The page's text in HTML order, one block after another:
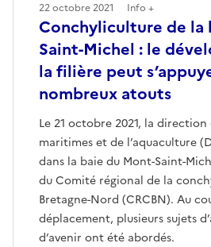
Conchyliculture de la
Saint-Michel : le
la filière peut
nombreux atouts
Le 21 octobre 2021, la direction
maritimes et de l’aquaculture
dans la baie du Mont-Saint-
du Comité régional de la
Bretagne-Nord (CRCBN). Au
déplacement, plusieurs sujets
d’avenir ont été abordés.
22 octobre 2021 Info +